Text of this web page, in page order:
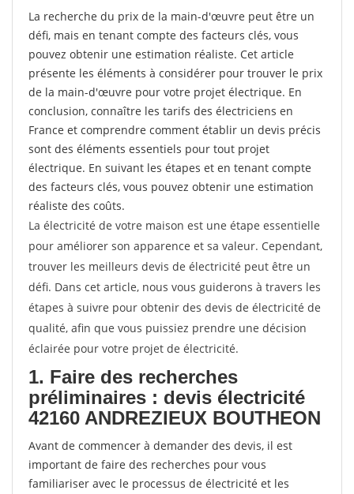
La recherche du prix de la main-d'œuvre peut être un
défi, mais en tenant compte des facteurs clés, vous
pouvez obtenir une estimation réaliste. Cet article
présente les éléments à considérer pour trouver le prix
de la main-d'œuvre pour votre projet électrique. En
conclusion, connaître les tarifs des électriciens en
France et comprendre comment établir un devis précis
sont des éléments essentiels pour tout projet
électrique. En suivant les étapes et en tenant compte
des facteurs clés, vous pouvez obtenir une estimation
réaliste des coûts.
La électricité de votre maison est une étape essentielle
pour améliorer son apparence et sa valeur. Cependant,
trouver les meilleurs devis de électricité peut être un
défi. Dans cet article, nous vous guiderons à travers les
étapes à suivre pour obtenir des devis de électricité de
qualité, afin que vous puissiez prendre une décision
éclairée pour votre projet de électricité.
1. Faire des recherches
préliminaires : devis électricité
42160 ANDREZIEUX BOUTHEON
Avant de commencer à demander des devis, il est
important de faire des recherches pour vous
familiariser avec le processus de électricité et les